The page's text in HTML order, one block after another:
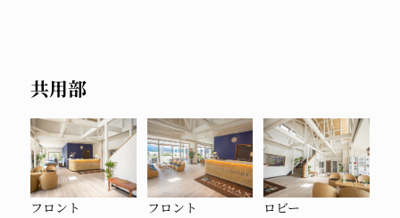
共用部
フロント フロント ロビー